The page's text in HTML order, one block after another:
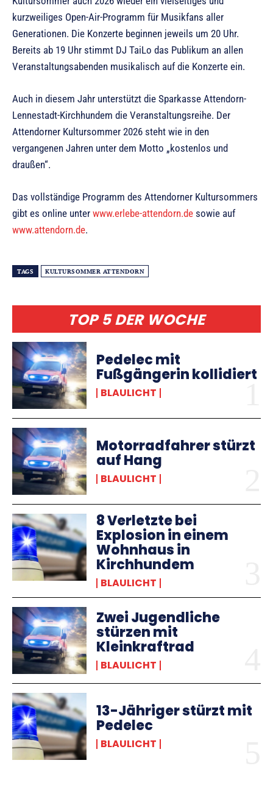
TOP 5 DER WOCHE
Pedelec mit
Fußgängerin kollidiert
BLAULICHT
Motorradfahrer stürzt
auf Hang
BLAULICHT
8 Verletzte bei
Explosion in einem
Wohnhaus in
Kirchhundem
BLAULICHT
Zwei Jugendliche
stürzen mit
Kleinkraftrad
BLAULICHT
13-Jähriger stürzt mit
Pedelec
BLAULICHT
kurzweiliges Open-Air-Programm für Musikfans aller
Generationen. Die Konzerte beginnen jeweils um 20 Uhr.
Bereits ab 19 Uhr stimmt DJ TaiLo das Publikum an allen
Veranstaltungsabenden musikalisch auf die Konzerte ein.
Auch in diesem Jahr unterstützt die Sparkasse Attendorn-
Lennestadt-Kirchhundem die Veranstaltungsreihe. Der
Attendorner Kultursommer 2026 steht wie in den
vergangenen Jahren unter dem Motto „kostenlos und
draußen“.
Das vollständige Programm des Attendorner Kultursommers
gibt es online unter www.erlebe-attendorn.de sowie auf
www.attendorn.de.
TAGS KULTURSOMMER ATTENDORN